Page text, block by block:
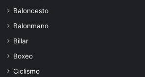
Baloncesto
Balonmano
Billar
Boxeo
Ciclismo